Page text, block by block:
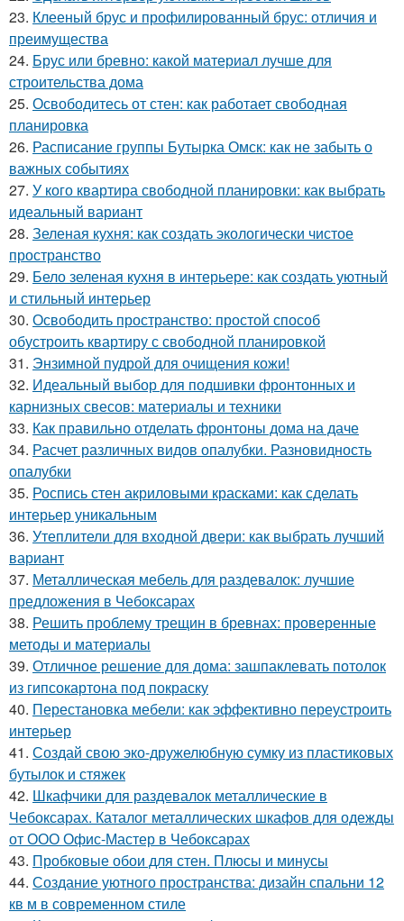
23. Клееный брус и профилированный брус: отличия и
преимущества
24. Брус или бревно: какой материал лучше для
строительства дома
25. Освободитесь от стен: как работает свободная
планировка
26. Расписание группы Бутырка Омск: как не забыть о
важных событиях
27. У кого квартира свободной планировки: как выбрать
идеальный вариант
28. Зеленая кухня: как создать экологически чистое
пространство
29. Бело зеленая кухня в интерьере: как создать уютный
и стильный интерьер
30. Освободить пространство: простой способ
обустроить квартиру с свободной планировкой
31. Энзимной пудрой для очищения кожи!
32. Идеальный выбор для подшивки фронтонных и
карнизных свесов: материалы и техники
33. Как правильно отделать фронтоны дома на даче
34. Расчет различных видов опалубки. Разновидность
опалубки
35. Роспись стен акриловыми красками: как сделать
интерьер уникальным
36. Утеплители для входной двери: как выбрать лучший
вариант
37. Металлическая мебель для раздевалок: лучшие
предложения в Чебоксарах
38. Решить проблему трещин в бревнах: проверенные
методы и материалы
39. Отличное решение для дома: зашпаклевать потолок
из гипсокартона под покраску
40. Перестановка мебели: как эффективно переустроить
интерьер
41. Создай свою эко-дружелюбную сумку из пластиковых
бутылок и стяжек
42. Шкафчики для раздевалок металлические в
Чебоксарах. Каталог металлических шкафов для одежды
от ООО Офис-Мастер в Чебоксарах
43. Пробковые обои для стен. Плюсы и минусы
44. Создание уютного пространства: дизайн спальни 12
кв м в современном стиле